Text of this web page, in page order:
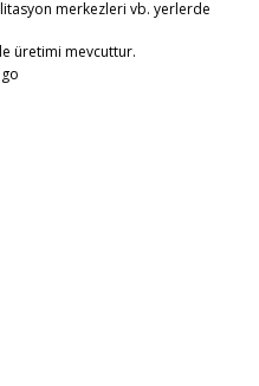
merkezleri vb. yerlerde
üretimi mevcuttur.